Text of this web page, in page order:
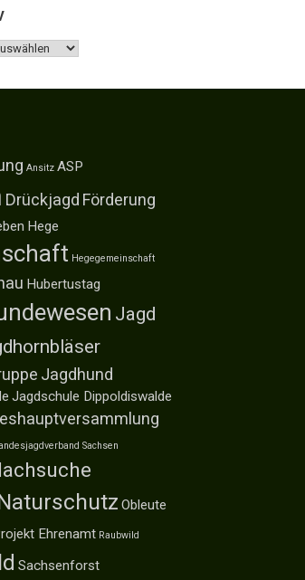
Ansitz ASP
Drückjagd Förderung
Hege
Hegegemeinschaft
Hubertustag
Jagd
Jagdhund
Jagdschule Dippoldiswalde
Sachsen
Obleute
Ehrenamt Raubwild
Sachsenforst